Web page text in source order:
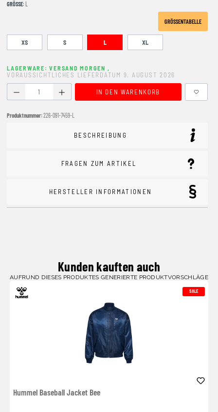
GRÖSSE : L
GRÖSSENTABELLE
XS S L XL
LAGERWARE: VERSAND MORGEN ,
VORAUSSICHTLICHES LIEFERDATUM 9. AUGUST 2026
Produkt Anzahl: Gib den gewünschten Wert ein oder
IN DEN WARENKORB
Produktnummer:226-091-7459-L
BESCHREIBUNG
FRAGEN ZUM ARTIKEL
HERSTELLER INFORMATIONEN
Kunden kauften auch
AUFRUND DIESES PRODUKTES GENERIERTE PRODUKTVORSCHLÄGE
SALE
Hummel Baseball Jacket Bee